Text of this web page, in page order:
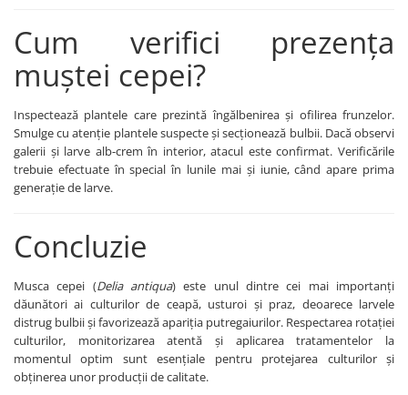
FLOAREA SOARELUI
Tratament semințe
Erbicide
Fungicide
Insecticide
Biostimulatori
Dezinfectant sol
Regulatori de creștere
FLORI ORNAMENTALE
Erbicide
FRUCTE DE PĂDURE
Biostimulatori
GĂLBENELE
Insecticide
Fertilizanți foliari
Adjuvanți
MAZĂRE
Tratament semințe
Fungicide
Biostimulatori
Fertilizanți foliari
MENTĂ
Insecticide
MERIȘOR
Insecticide
MIRODENII
Cum verifici prezența
muștei cepei?
Inspectează plantele care prezintă îngălbenirea și ofilirea frunzelor.
Smulge cu atenție plantele suspecte și secționează bulbii. Dacă observi
galerii și larve alb-crem în interior, atacul este confirmat. Verificările
trebuie efectuate în special în lunile mai și iunie, când apare prima
generație de larve.
Concluzie
Musca cepei (Delia antiqua) este unul dintre cei mai importanți
dăunători ai culturilor de ceapă, usturoi și praz, deoarece larvele
distrug bulbii și favorizează apariția putregaiurilor. Respectarea rotației
culturilor, monitorizarea atentă și aplicarea tratamentelor la
momentul optim sunt esențiale pentru protejarea culturilor și
obținerea unor producții de calitate.